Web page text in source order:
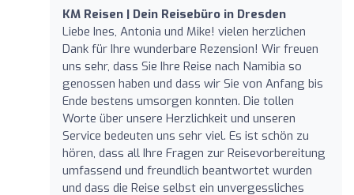
KM Reisen | Dein Reisebüro in Dresden
Liebe Ines, Antonia und Mike! vielen herzlichen
Dank für Ihre wunderbare Rezension! Wir freuen
uns sehr, dass Sie Ihre Reise nach Namibia so
genossen haben und dass wir Sie von Anfang bis
Ende bestens umsorgen konnten. Die tollen
Worte über unsere Herzlichkeit und unseren
Service bedeuten uns sehr viel. Es ist schön zu
hören, dass all Ihre Fragen zur Reisevorbereitung
umfassend und freundlich beantwortet wurden
und dass die Reise selbst ein unvergessliches